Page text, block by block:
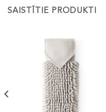
SAISTĪTIE PRODUKTI